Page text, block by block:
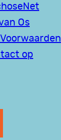
Os
op